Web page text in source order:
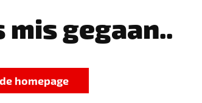
mis gegaan..
homepage